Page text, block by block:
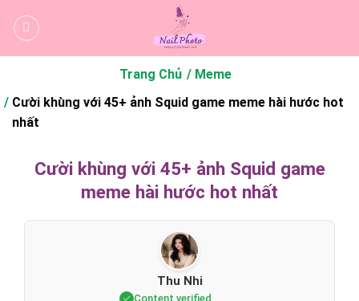
qua
Trang Chủ
Meme
Cười khùng với 45+ ảnh Squid game meme hài hước hot
nhất
Cười khùng với 45+ ảnh Squid game
meme hài hước hot nhất
Thu Nhi
Content verified